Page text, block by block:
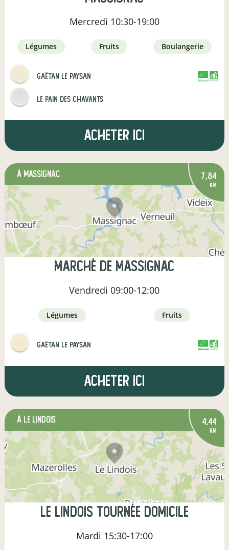
Mercredi 10:30-19:00
légumes fruits boulangerie
Gaëtan le paysan
Le pain des Chavants
Acheter ici
à Massignac 7,84
km
Marché de Massignac
Vendredi 09:00-12:00
légumes fruits
Gaëtan le paysan
Acheter ici
à Le Lindois 4,44
km
Le Lindois Tournée Domicile
Mardi 15:30-17:00